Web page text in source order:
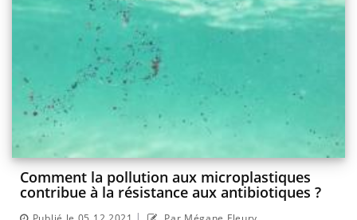
Comment la pollution aux microplastiques
contribue à la résistance aux antibiotiques ?
|